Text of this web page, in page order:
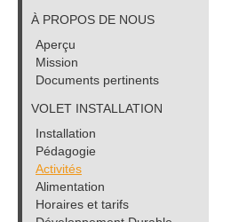
À PROPOS DE NOUS
Aperçu
Mission
Documents pertinents
VOLET INSTALLATION
Installation
Pédagogie
Activités
Alimentation
Horaires et tarifs